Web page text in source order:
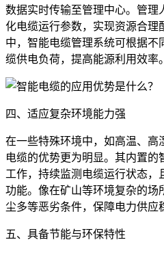
数据实时传输至管理中心。管理
化电缆运行参数，实现资源合理
中，智能电缆管理系统可根据
缆供电负荷，提高能源利用效率。
四、适应复杂环境能力强
在一些特殊环境中，如高温、高
电缆的优势更为明显。其内置
工作，持续监测电缆运行状态，
功能。像在矿山等环境复杂的场
尘多等恶劣条件，保障电力供应
五、具备节能与环保特性